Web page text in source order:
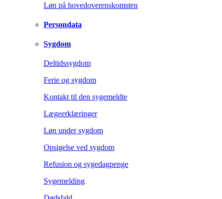
Løn på hovedoverenskomsten
Persondata
Sygdom
Deltidssygdom
Ferie og sygdom
Kontakt til den sygemeldte
Lægeerklæringer
Løn under sygdom
Opsigelse ved sygdom
Refusion og sygedagpenge
Sygemelding